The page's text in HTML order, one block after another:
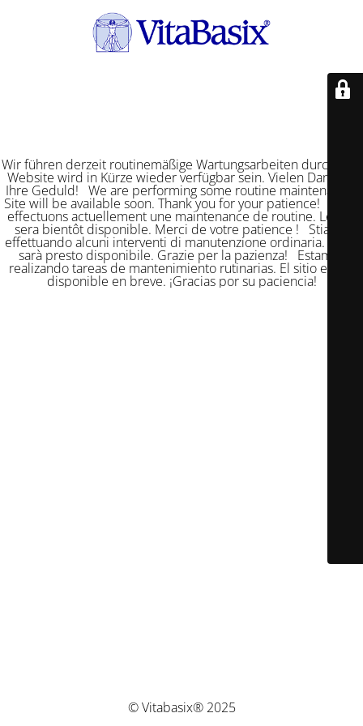
Wir führen derzeit routinemäßige Wartungsarbeiten durch. Die
Website wird in Kürze wieder verfügbar sein. Vielen Dank für
Ihre Geduld! We are performing some routine maintenance.
Site will be available soon. Thank you for your patience! Nous
effectuons actuellement une maintenance de routine. Le site
sera bientôt disponible. Merci de votre patience ! Stiamo
effettuando alcuni interventi di manutenzione ordinaria. Il sito
sarà presto disponibile. Grazie per la pazienza! Estamos
realizando tareas de mantenimiento rutinarias. El sitio estará
disponible en breve. ¡Gracias por su paciencia!
© Vitabasix® 2025